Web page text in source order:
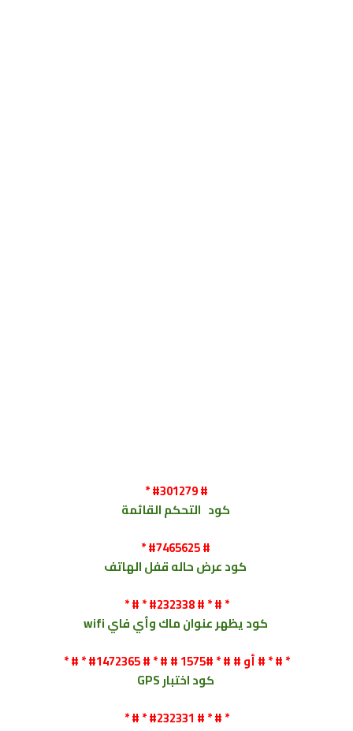
* #301279 #
كود التحكم القائمة
* #7465625 #
كودعرض حاله قفل الهاتف
* # * #232338 # * # *
كوديظهر عنوان ماك وأي فاي wifi
* # * #1472365 # * # # أو # # * #1575 # * # *
كوداختبار GPS
* # * #232331 # * # *